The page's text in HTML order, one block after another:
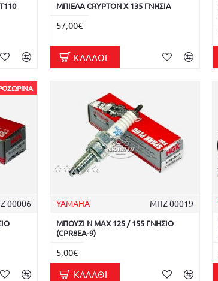
ΜΠΙΕΛΑ CRYPTON X 135 ΓΝΗΣΙΑ
57,00€
ΚΑΛΆΘΙ
00006 YAMAHA ΜΠΖ-00019
ΜΠΟΥΖΙ N MAX 125 / 155 ΓΝΗΣΙΟ
(CPR8EA-9)
5,00€
ΚΑΛΆΘΙ